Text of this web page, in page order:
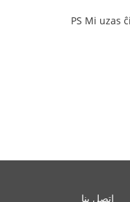
PS Mi uzas
اتصل بنا